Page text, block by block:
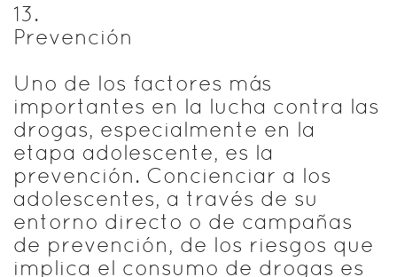
13.
Prevención
Uno de los factores más
importantes en la lucha contra las
drogas, especialmente en la
etapa adolescente, es la
prevención. Concienciar a los
adolescentes, a través de su
entorno directo o de campañas
de prevención, de los riesgos que
implica el consumo de drogas es